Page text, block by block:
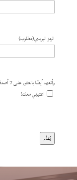
الرمز البريدي(مطلوب)
وأتعهد أيضًا بالعثور على 7 أصدقاء للانضمام إلي في التصويت لتوماي في السابع من يناير!
اعتبرني معك!
يُقدِّم